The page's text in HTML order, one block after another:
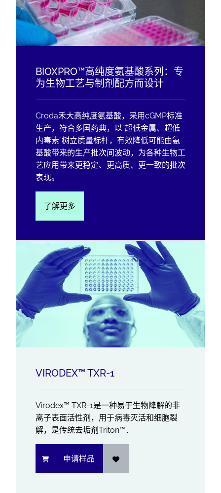
BIOXPRO™高纯度氨基酸系列：专
为生物工艺与制剂配方而设计
Croda禾大高纯度氨基酸，采用cGMP标准
生产，符合多国药典，以“超低金属、超低
内毒素”树立质量标杆，有效降低可能由氨
基酸带来的生产批次间波动，为各种生物工
艺应用带来更稳定、更高质、更一致的批次
表现。
了解更多
VIRODEX™ TXR-1
Virodex™ TXR-1是一种易于生物降解的非
离子表面活性剂，用于病毒灭活和细胞裂
解，是传统去垢剂Triton™...
申请样品